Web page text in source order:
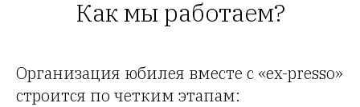
Как мы работаем?
Организация юбилея вместе с «ex-presso»
строится по четким этапам: